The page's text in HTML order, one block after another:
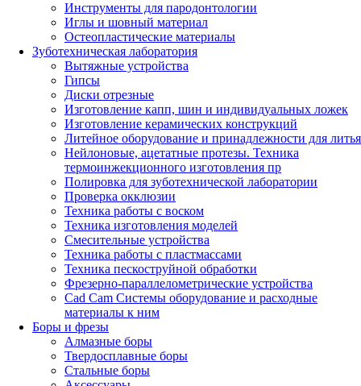
Инструменты для пародонтологии
Иглы и шовный материал
Остеопластические материалы
Зуботехническая лаборатория
Вытяжные устройства
Гипсы
Диски отрезные
Изготовление капп, шин и индивидуальных ложек
Изготовление керамических конструкций
Литейное оборудование и принадлежности для литья
Нейлоновые, ацетатные протезы. Техника
термоинжекционного изготовления пр
Полировка для зуботехнической лаборатории
Проверка окклюзии
Техника работы с воском
Техника изготовления моделей
Смесительные устройства
Техника работы с пластмассами
Техника пескоструйной обработки
Фрезерно-параллелометрические устройства
Cad Cam Системы оборудование и расходные
материалы к ним
Боры и фрезы
Алмазные боры
Твердосплавные боры
Стальные боры